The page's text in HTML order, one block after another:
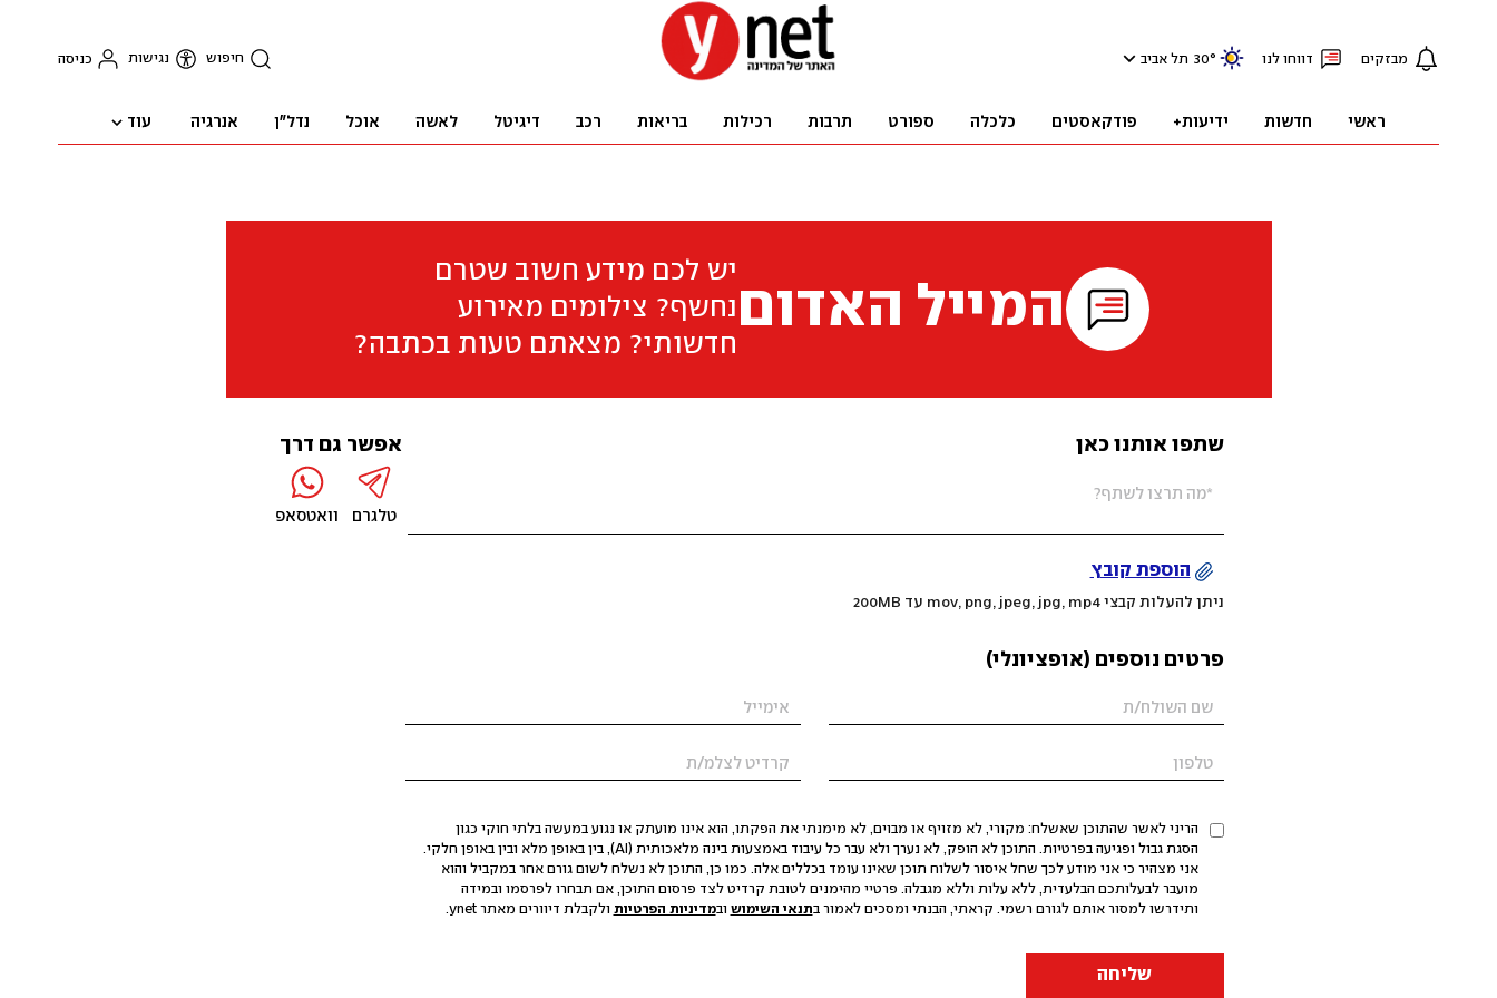
מבזקים דווחו לנו 30° תל אביב חיפוש נגישות כניסה
ראשי חדשות ידיעות+ פודקאסטים כלכלה ספורט תרבות רכילות בריאות רכב דיגיטל לאשה אוכל נדל"ן אנרגיה עוד
המייל האדום
יש לכם מידע חשוב שטרם
נחשף? צילומים מאירוע
חדשותי? מצאתם טעות בכתבה?
שתפו אותנו כאן
הוספת קובץ
ניתן להעלות קבצי mov, png, jpeg, jpg, mp4 עד 200MB
פרטים נוספים (אופציונלי)
הריני לאשר שהתוכן שאשלח: מקורי, לא מזויף או מבוים, לא מימנתי את הפקתו, הוא אינו מועתק או נגוע במעשה בלתי חוקי כגון
הסגת גבול ופגיעה בפרטיות. התוכן לא הופק, לא נערך ולא עבר כל עיבוד באמצעות בינה מלאכותית (AI), בין באופן מלא ובין באופן חלקי.
אני מצהיר כי אני מודע לכך שחל איסור לשלוח תוכן שאינו עומד בכללים אלה. כמו כן, התוכן לא נשלח לשום גורם אחר במקביל והוא
מועבר לבעלותכם הבלעדית, ללא עלות וללא מגבלה. פרטיי מהימנים לטובת קרדיט לצד פרסום התוכן, אם תבחרו לפרסמו ובמידה
ותידרשו למסור אותם לגורם רשמי. קראתי, הבנתי ומסכים לאמור בתנאי השימוש ובמדיניות הפרטיות ולקבלת דיוורים מאתר ynet.
שליחה
אפשר גם דרך
טלגרם וואטסאפ